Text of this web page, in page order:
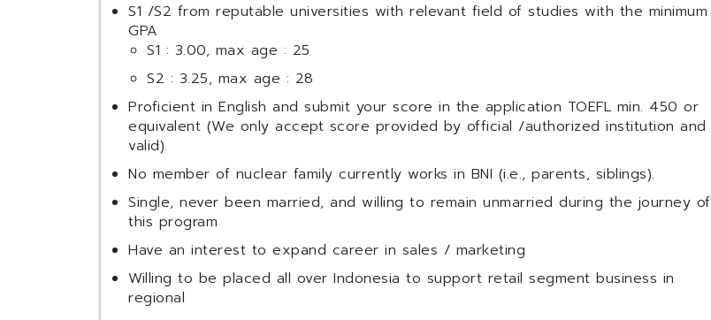
S1 /S2 from reputable universities with relevant field of studies with the minimum
GPA
S1 : 3.00, max age : 25
S2 : 3.25, max age : 28
Proficient in English and submit your score in the application TOEFL min. 450 or
equivalent (We only accept score provided by official /authorized institution and
valid).
No member of nuclear family currently works in BNI (i.e., parents, siblings).
Single, never been married, and willing to remain unmarried during the journey of
this program
Have an interest to expand career in sales / marketing
Willing to be placed all over Indonesia to support retail segment business in
regional